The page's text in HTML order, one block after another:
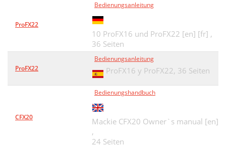
ProFX22
Bedienungsanleitung
10 ProFX16 und ProFX22 [en] [fr] ,
36 Seiten
ProFX22
Bedienungsanleitung
ProFX16 y ProFX22, 36 Seiten
CFX20
Bedienungshandbuch
Mackie CFX20 Owner`s manual [en]
,
24 Seiten